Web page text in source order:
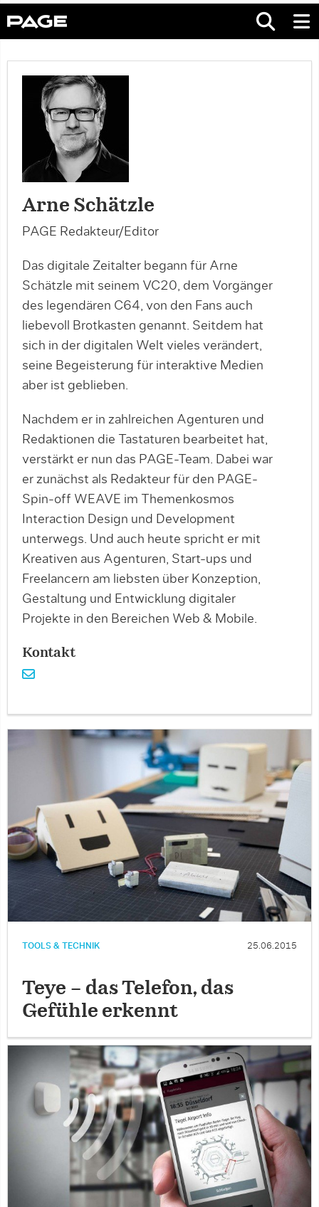
Arne Schätzle
PAGE Redakteur/Editor
Das digitale Zeitalter begann für Arne
Schätzle mit seinem VC20, dem Vorgänger
des legendären C64, von den Fans auch
liebevoll Brotkasten genannt. Seitdem hat
sich in der digitalen Welt vieles verändert,
seine Begeisterung für interaktive Medien
aber ist geblieben.
Nachdem er in zahlreichen Agenturen und
Redaktionen die Tastaturen bearbeitet hat,
verstärkt er nun das PAGE-Team. Dabei war
er zunächst als Redakteur für den PAGE-
Spin-off WEAVE im Themenkosmos
Interaction Design und Development
unterwegs. Und auch heute spricht er mit
Kreativen aus Agenturen, Start-ups und
Freelancern am liebsten über Konzeption,
Gestaltung und Entwicklung digitaler
Projekte in den Bereichen Web & Mobile.
Kontakt
TOOLS & TECHNIK 25.06.2015
Teye – das Telefon, das
Gefühle erkennt